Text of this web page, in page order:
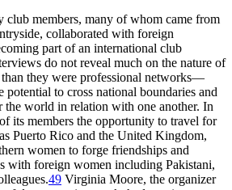
club members, many of whom came from
collaborated with foreign
part of an international club
do not reveal much on the nature of
they were professional networks—
potential to cross national boundaries and
world in relation with one another. In
its members the opportunity to travel for
Puerto Rico and the United Kingdom,
women to forge friendships and
with foreign women including Pakistani,
49 Virginia Moore, the organizer